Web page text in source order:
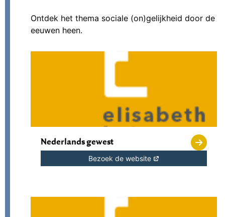
Ontdek het thema sociale (on)gelijkheid door de
eeuwen heen.
Nederlands gewest
Bezoek de website